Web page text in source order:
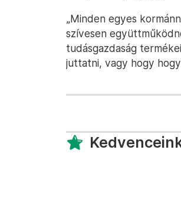
„Minden egyes
szívesen
tudásgazdaság
juttatni, vagy hogy